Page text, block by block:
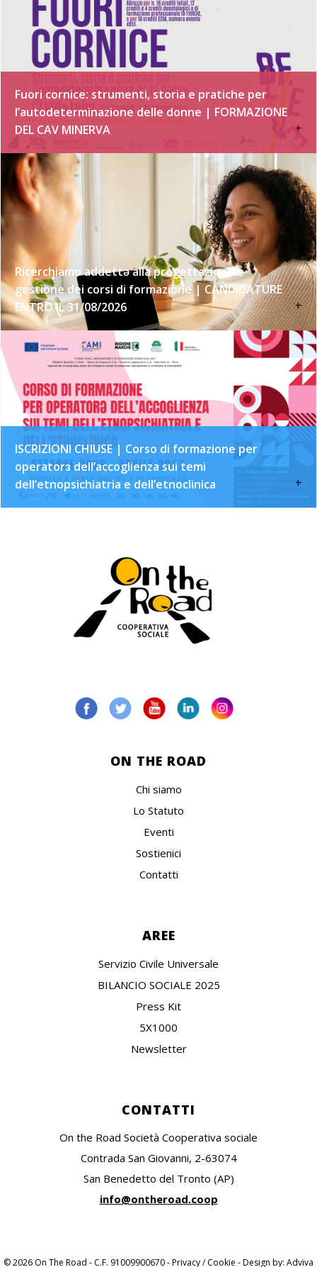
Fuori cornice: strumenti, storia e pratiche per
l’autodeterminazione delle donne | FORMAZIONE
DEL CAV MINERVA
+
Ricerchiamo addettə alla progettazione e
gestione dei corsi di formazione | CANDIDATURE
ENTRO IL 31/08/2026
+
ISCRIZIONI CHIUSE | Corso di formazione per
operatorɜ dell’accoglienza sui temi
dell’etnopsichiatria e dell’etnoclinica
+
ON THE ROAD
Chi siamo
Lo Statuto
Eventi
Sostienici
Contatti
AREE
Servizio Civile Universale
BILANCIO SOCIALE 2025
Press Kit
5X1000
Newsletter
CONTATTI
On the Road Società Cooperativa sociale
Contrada San Giovanni, 2-63074
San Benedetto del Tronto (AP)
info@ontheroad.coop
© 2026 On The Road - C.F. 91009900670 -Privacy / Cookie - Design by: Adviva